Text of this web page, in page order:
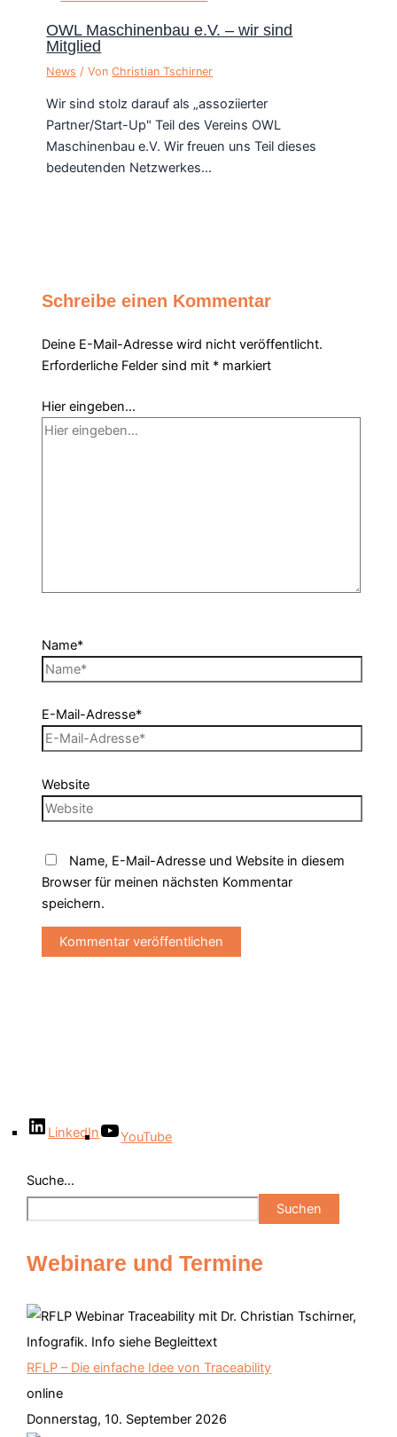
OWL Maschinenbau e.V. – wir sind
Mitglied
News / VonChristian Tschirner
Wir sind stolz darauf als „assoziierter
Partner/Start-Up" Teil des Vereins OWL
Maschinenbau e.V. Wir freuen uns Teil dieses
bedeutenden Netzwerkes…
Schreibe einen Kommentar
Deine E-Mail-Adresse wird nicht veröffentlicht.
Erforderliche Felder sind mit * markiert
Hier eingeben…
Name*
E-Mail-Adresse*
Website
Name, E-Mail-Adresse und Website in diesem
Browser für meinen nächsten Kommentar
speichern.
LinkedIn YouTube
Suche...
Suchen
Webinare und Termine
RFLP – Die einfache Idee von Traceability
online
Donnerstag, 10. September 2026